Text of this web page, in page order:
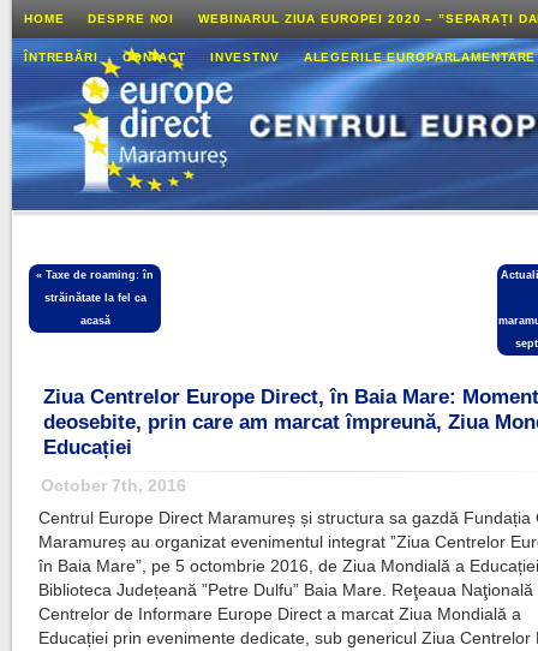
HOME DESPRE NOI WEBINARUL ZIUA EUROPEI 2020 – ”SEPARAȚI
ÎNTREBĂRI CONTACT INVESTNV ALEGERILE
«Taxe de roaming: în
străinătate la fel ca
acasă
Ziua Centrelor Europe Direct, în Baia Mare:
deosebite, prin care am marcat împreună, Ziua
Educației
October 7th, 2016
Centrul Europe Direct Maramureș și structura sa gazdă Fundația
Maramureș au organizat evenimentul integrat ”Ziua Centrelor
în Baia Mare”, pe 5 octombrie 2016, de Ziua Mondială a
Biblioteca Județeană ”Petre Dulfu” Baia Mare. Reţeaua Naţională
Centrelor de Informare Europe Direct a marcat Ziua Mondială a
Educației prin evenimente dedicate, sub genericul Ziua Centrelor